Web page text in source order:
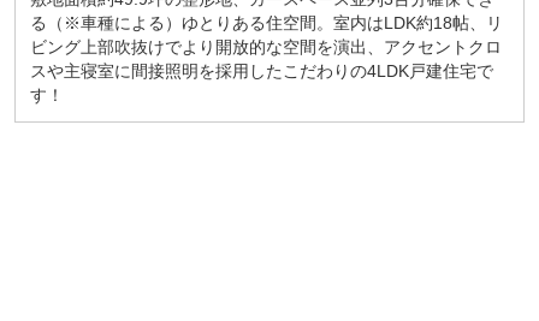
る（※車種による）ゆとりある住空間。室内はLDK約18帖、リ
ビング上部吹抜けでより開放的な空間を演出、アクセントクロ
スや主寝室に間接照明を採用したこだわりの4LDK戸建住宅で
す！